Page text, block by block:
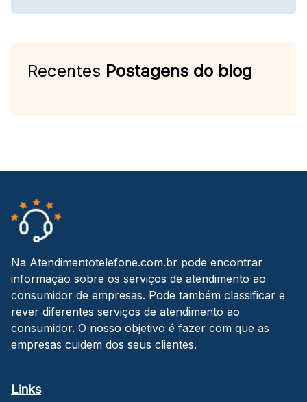
Recentes Postagens do blog
Na Atendimentotelefone.com.br pode encontrar
informação sobre os serviços de atendimento ao
consumidor de empresas. Pode também classificar e
rever diferentes serviços de atendimento ao
consumidor. O nosso objetivo é fazer com que as
empresas cuidem dos seus clientes.
Links